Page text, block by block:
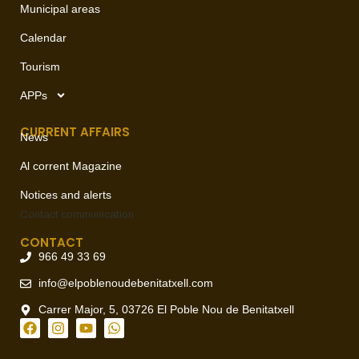
Municipal areas
Calendar
Tourism
APPs
CURRENT AFFAIRS
News
Al corrent Magazine
Notices and alerts
Contact communication
CONTACT
966 49 33 69
info@elpoblenoudebenitatxell.com
Carrer Major, 5, 03726 El Poble Nou de Benitatxell